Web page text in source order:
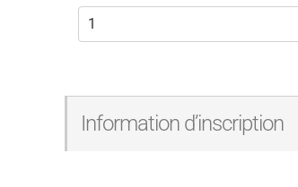
Information d’inscription